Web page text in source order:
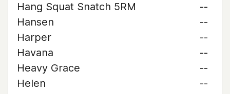
Hang Squat Snatch 5RM
--
Hansen
--
Harper
--
Havana
--
Heavy Grace
--
Helen
--